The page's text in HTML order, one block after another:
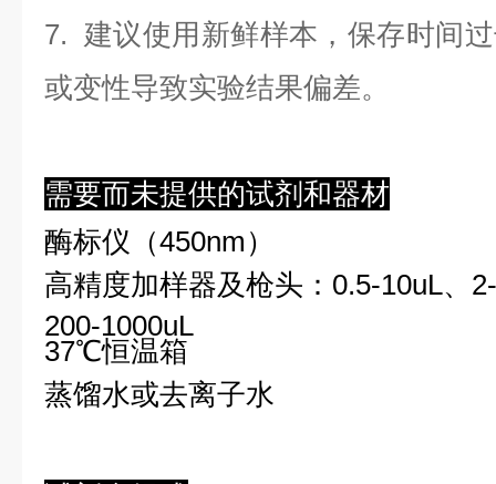
7. 建议使用新鲜样本，保存时间
或变性导致实验结果偏差。
需要而未提供的试剂和器材
酶标仪（450nm）
高精度加样器及枪头：0.5-10uL、
200-1000uL
37℃恒温箱
蒸馏水或去离子水